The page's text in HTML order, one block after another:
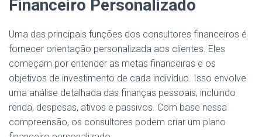
Financeiro Personalizado
Uma das principais funções dos consultores financeiros é
fornecer orientação personalizada aos clientes. Eles
começam por entender as metas financeiras e os
objetivos de investimento de cada indivíduo. Isso envolve
uma análise detalhada das finanças pessoais, incluindo
renda, despesas, ativos e passivos. Com base nessa
compreensão, os consultores podem criar um plano